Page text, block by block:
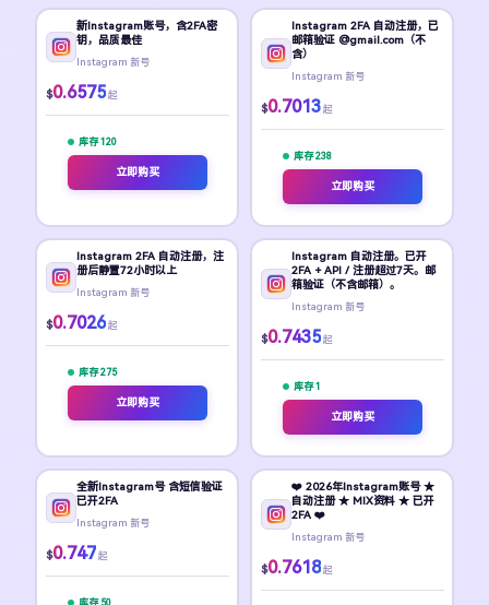
新Instagram账号，含2FA密
钥，品质最佳
Instagram 新号
$0.6575 起
库存 120
立即购买
Instagram 2FA 自动注册，已
邮箱验证 @gmail.com（不
含）
Instagram 新号
$0.7013 起
库存 238
立即购买
Instagram 2FA 自动注册，注
册后静置72小时以上
Instagram 新号
$0.7026 起
库存 275
立即购买
Instagram 自动注册。已开
2FA + API / 注册超过7天。邮
箱验证（不含邮箱）。
Instagram 新号
$0.7435 起
库存 1
立即购买
全新Instagram号 含短信验证
已开2FA
Instagram 新号
$0.747 起
库存 50
❤️ 2026年Instagram账号 ★
自动注册 ★ MIX资料 ★ 已开
2FA ❤️
Instagram 新号
$0.7618 起